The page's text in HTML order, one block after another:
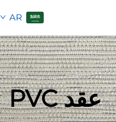
AR
عقد PVC